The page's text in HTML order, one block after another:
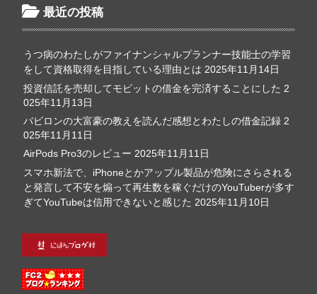
最近の投稿
うつ病のわたしがファイナンシャルプランナー技能士の学習
をして資格取得を目指している理由とは 2025年11月14日
投資信託を売却してモビットの借金を完済することにした 2
025年11月13日
バビロンの大富豪の教えを読んだ感想とわたしの借金記録 2
025年11月11日
AirPods Pro3のレビュー 2025年11月11日
スマホ新法で、iPhoneとかアップル製品が危険にさらされる
と発言して不安を煽って再生数を稼ぐだけのYouTuberが多す
ぎてYouTubeは信用できないと感じた 2025年11月10日